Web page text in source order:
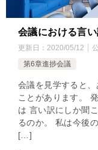
会議における言
更新日： 2020/05/12
第6章進捗会議
会議を見学すると
ことがあります。
は 言い訳にしか聞
るのか。 私は今後
[…]